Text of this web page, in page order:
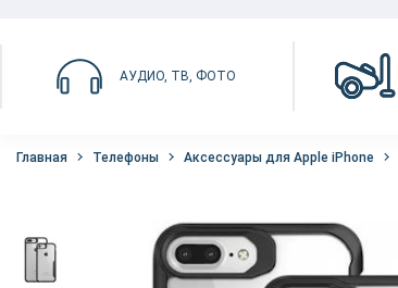
АУДИО, ТВ, ФОТО
Главная Телефоны Аксессуары для Apple iPhone